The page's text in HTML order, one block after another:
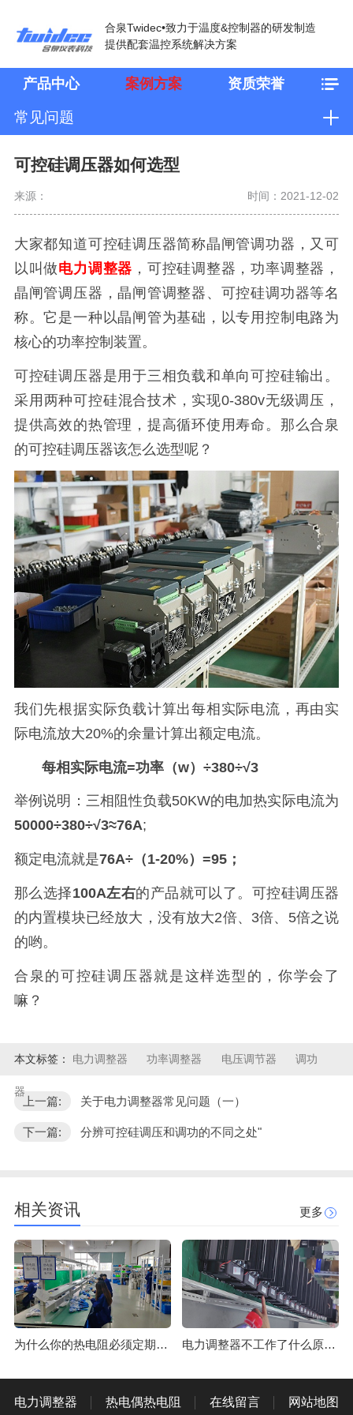
合泉Twidec•致力于温度&控制器的研发制造
提供配套温控系统解决方案
产品中心 案例方案 资质荣誉
常见问题
可控硅调压器如何选型
来源： 时间：2021-12-02
大家都知道可控硅调压器简称晶闸管调功器，又可
以叫做电力调整器 ，可控硅调整器，功率调整器，
晶闸管调压器，晶闸管调整器、可控硅调功器等名
称。它是一种以晶闸管为基础，以专用控制电路为
核心的功率控制装置。
可控硅调压器是用于三相负载和单向可控硅输出。
采用两种可控硅混合技术，实现0-380v无级调压，
提供高效的热管理，提高循环使用寿命。那么合泉
的可控硅调压器该怎么选型呢？
我们先根据实际负载计算出每相实际电流，再由实
际电流放大20%的余量计算出额定电流。
每相实际电流=功率（w） ÷380÷√3
举例说明：三相阻性负载50KW的电加热实际电流为
50000÷380÷√3≈76A;
额定电流就是76A÷（1-20%）=95；
那么选择100A左右的产品就可以了。可控硅调压器
的内置模块已经放大，没有放大2倍、3倍、5倍之说
的哟。
合泉的可控硅调压器就是这样选型的，你学会了
嘛？
本文标签： 电力调整器 功率调整器 电压调节器 调功
器
上一篇: 关于电力调整器常见问题（一）
下一篇: 分辨可控硅调压和调功的不同之处"
相关资讯 更多
为什么你的热电阻必须定期校准？ 电力调整器不工作了什么原因？
电力调整器 热电偶热电阻 在线留言 网站地图